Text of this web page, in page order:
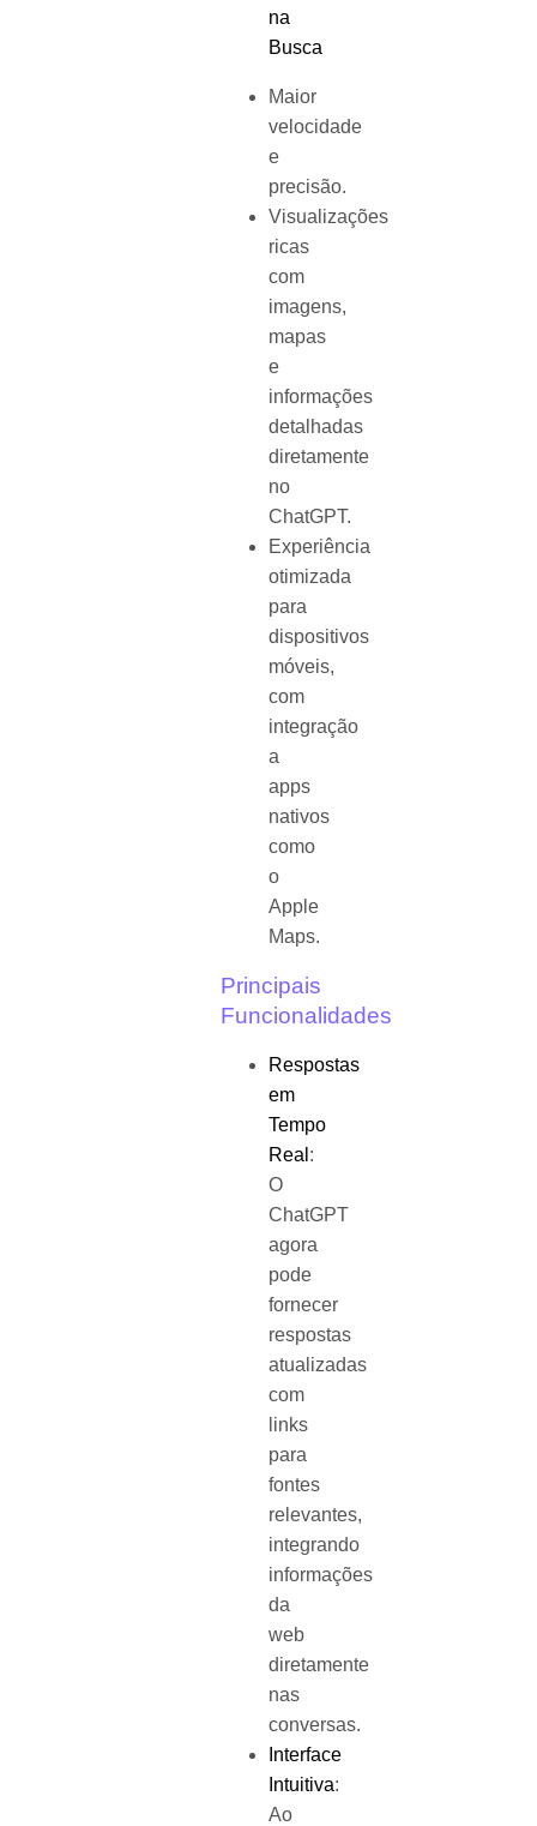
na
Busca
Maior
velocidade
e
precisão.
Visualizações
ricas
com
imagens,
mapas
e
informações
detalhadas
diretamente
no
ChatGPT.
Experiência
otimizada
para
dispositivos
móveis,
com
integração
a
apps
nativos
como
o
Apple
Maps.
Principais
Funcionalidades
Respostas
em
Tempo
Real :
O
ChatGPT
agora
pode
fornecer
respostas
atualizadas
com
links
para
fontes
relevantes,
integrando
informações
da
web
diretamente
nas
conversas.
Interface
Intuitiva:
Ao